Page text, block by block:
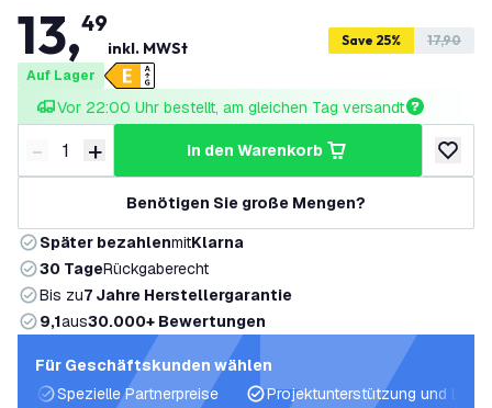
13,49
inkl. MWSt Save 25% 17,90
Auf Lager
Vor 22:00 Uhr bestellt, am gleichen Tag versandt
Menge verringern
- Menge erhöhen
+ in den Warenkorb
zur
Benötigen Sie große Mengen?
Später bezahlenmitKlarna
30 TageRückgaberecht
Bis zu7 Jahre Herstellergarantie
9,1aus30.000+ Bewertungen
Für Geschäftskunden wählen
Spezielle Partnerpreise
Projektunterstützung und